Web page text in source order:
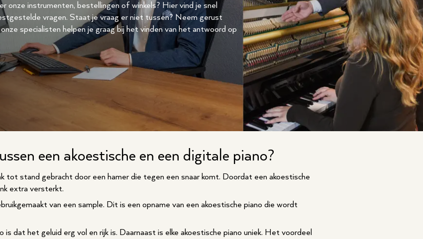
onze instrumenten, bestellingen of winkels? Hier vind je snel
vragen. Staat je vraag er niet tussen? Neem gerust
specialisten helpen je graag bij het vinden van het antwoord op
een akoestische en een digitale piano?
tot stand gebracht door een hamer die tegen een snaar komt. Doordat een akoestische
extra versterkt.
van een sample. Dit is een opname van een akoestische piano die wordt
dat het geluid erg vol en rijk is. Daarnaast is elke akoestische piano uniek. Het voordeel